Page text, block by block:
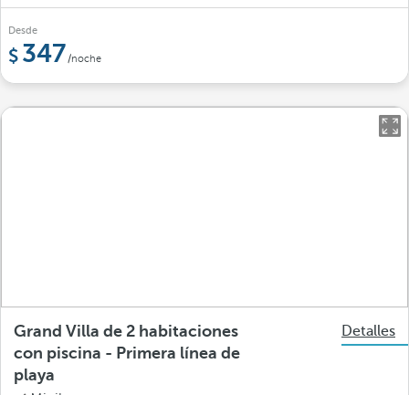
Desde
347 /noche
Grand Villa de 2 habitaciones
con piscina - Primera línea de
playa
Detalles